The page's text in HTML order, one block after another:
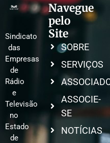
Sindicato
das
Empresas
de
Rádio
e
Televisão
no
Estado
de
Navegue
pelo
Site
SOBRE
SERVIÇOS
ASSOCIE-
SE
NOTÍCIAS